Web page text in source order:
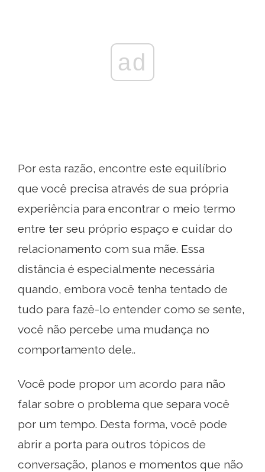
ad
Por esta razão, encontre este equilíbrio
que você precisa através de sua própria
experiência para encontrar o meio termo
entre ter seu próprio espaço e cuidar do
relacionamento com sua mãe. Essa
distância é especialmente necessária
quando, embora você tenha tentado de
tudo para fazê-lo entender como se sente,
você não percebe uma mudança no
comportamento dele..
Você pode propor um acordo para não
falar sobre o problema que separa você
por um tempo. Desta forma, você pode
abrir a porta para outros tópicos de
conversação, planos e momentos que não